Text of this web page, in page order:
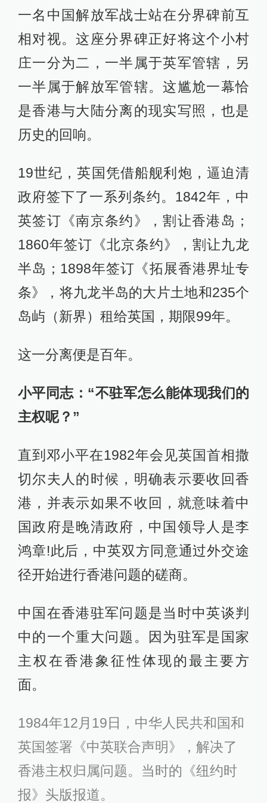
一名中国解放军战士站在分界碑前互
相对视。这座分界碑正好将这个小村
庄一分为二，一半属于英军管辖，另
一半属于解放军管辖。这尴尬一幕恰
是香港与大陆分离的现实写照，也是
历史的回响。
19世纪，英国凭借船舰利炮，逼迫清
政府签下了一系列条约。1842年，中
英签订《南京条约》，割让香港岛；
1860年签订《北京条约》，割让九龙
半岛；1898年签订《拓展香港界址专
条》，将九龙半岛的大片土地和235个
岛屿（新界）租给英国，期限99年。
这一分离便是百年。
小平同志：“不驻军怎么能体现我们的
主权呢？”
直到邓小平在1982年会见英国首相撒
切尔夫人的时候，明确表示要收回香
港，并表示如果不收回，就意味着中
国政府是晚清政府，中国领导人是李
鸿章!此后，中英双方同意通过外交途
径开始进行香港问题的磋商。
中国在香港驻军问题是当时中英谈判
中的一个重大问题。因为驻军是国家
主权在香港象征性体现的最主要方
面。
1984年12月19日，中华人民共和国和
英国签署《中英联合声明》，解决了
香港主权归属问题。当时的《纽约时
报》头版报道。